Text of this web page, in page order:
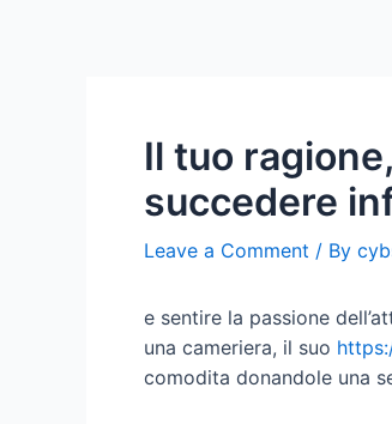
Il tuo
succedere
Leave a Comment / By
e sentire la passione
una cameriera, il suo
comodita donandole una